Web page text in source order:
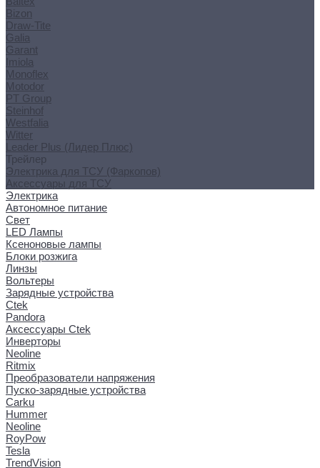
Bizon
Draw-Tite
Galia
Garant
Imiola
Monoflex
Motodor
PT Group
Steinhof
Westfalia
Witter
Leader Plus (Лидер Плюс)
Трейлер
Электрика для ТСУ (Фаркопов)
Аксессуары для ТСУ
Электрика
Автономное питание
Свет
LED Лампы
Ксеноновые лампы
Блоки розжига
Линзы
Вольтеры
Зарядные устройства
Ctek
Pandora
Аксессуары Ctek
Инверторы
Neoline
Ritmix
Преобразователи напряжения
Пуско-зарядные устройства
Carku
Hummer
Neoline
RoyPow
Tesla
TrendVision